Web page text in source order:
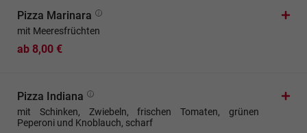
Pizza Marinara
mit Meeresfrüchten
ab 8,00 €
Pizza Indiana
mit Schinken, Zwiebeln, frischen Tomaten, grünen
Peperoni und Knoblauch, scharf